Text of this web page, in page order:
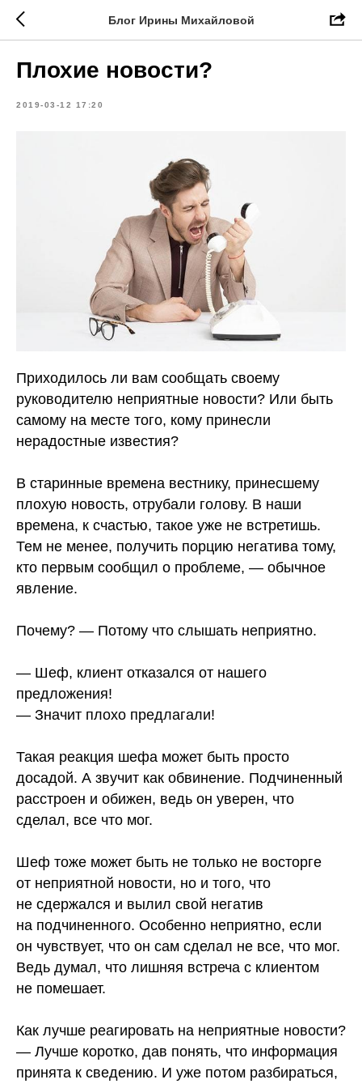
Блог Ирины Михайловой
Плохие новости?
2019-03-12 17:20
Приходилось ли вам сообщать своему
руководителю неприятные новости? Или быть
самому на месте того, кому принесли
нерадостные известия?
В старинные времена вестнику, принесшему
плохую новость, отрубали голову. В наши
времена, к счастью, такое уже не встретишь.
Тем не менее, получить порцию негатива тому,
кто первым сообщил о проблеме, — обычное
явление.
Почему? — Потому что слышать неприятно.
— Шеф, клиент отказался от нашего
предложения!
— Значит плохо предлагали!
Такая реакция шефа может быть просто
досадой. А звучит как обвинение. Подчиненный
расстроен и обижен, ведь он уверен, что
сделал, все что мог.
Шеф тоже может быть не только не восторге
от неприятной новости, но и того, что
не сдержался и вылил свой негатив
на подчиненного. Особенно неприятно, если
он чувствует, что он сам сделал не все, что мог.
Ведь думал, что лишняя встреча с клиентом
не помешает.
Как лучше реагировать на неприятные новости?
— Лучше коротко, дав понять, что информация
принята к сведению. И уже потом разбираться,